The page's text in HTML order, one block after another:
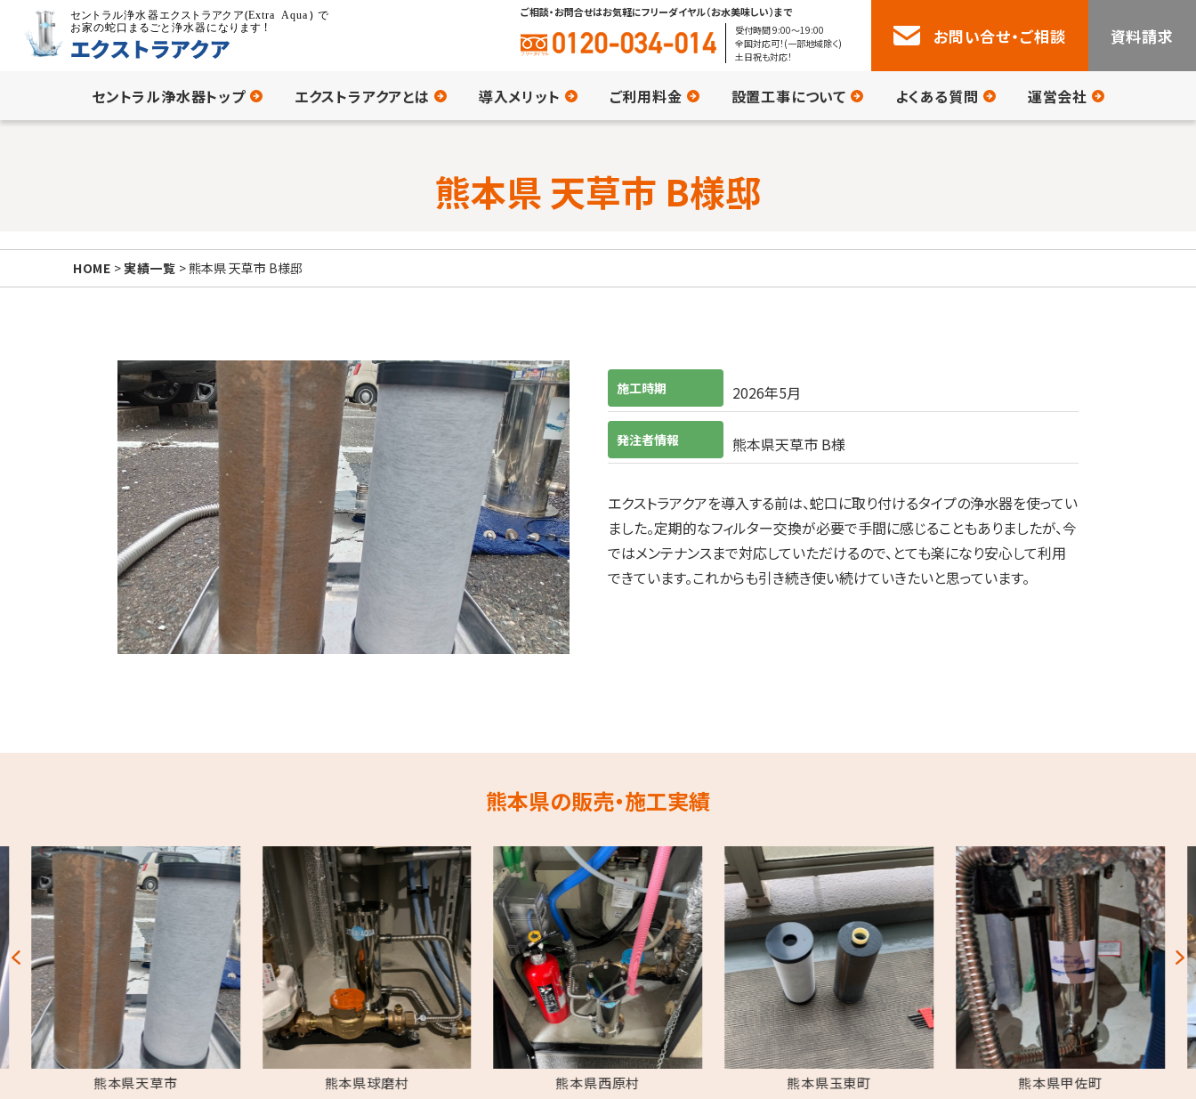
ご相談・お問合せはお気軽にフリーダイヤル（お水美味しい）まで
受付時間 9:00〜19:00
全国対応可！(一部地域除く)
土日祝も対応！
お問い合せ・ご相談 資料請求
セントラル浄水器トップ エクストラアクアとは 導入メリット ご利用料金 設置工事について よくある質問 運営会社
熊本県 天草市 B様邸
HOME >実績一覧 > 熊本県 天草市 B様邸
施工時期 2026年5月
発注者情報 熊本県天草市 B様
エクストラアクアを導入する前は、蛇口に取り付けるタイプの浄水器を使ってい
ました。定期的なフィルター交換が必要で手間に感じることもありましたが、今
ではメンテナンスまで対応していただけるので、とても楽になり安心して利用
できています。これからも引き続き使い続けていきたいと思っています。
熊本県の販売・施工実績
熊本県天草市 熊本県球磨村 熊本県西原村 熊本県玉東町 熊本県甲佐町